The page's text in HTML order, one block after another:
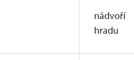
nádvoří
hradu